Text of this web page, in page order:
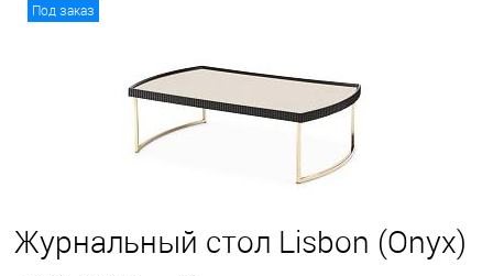
Под заказ
Журнальный стол Lisbon (Onyx)